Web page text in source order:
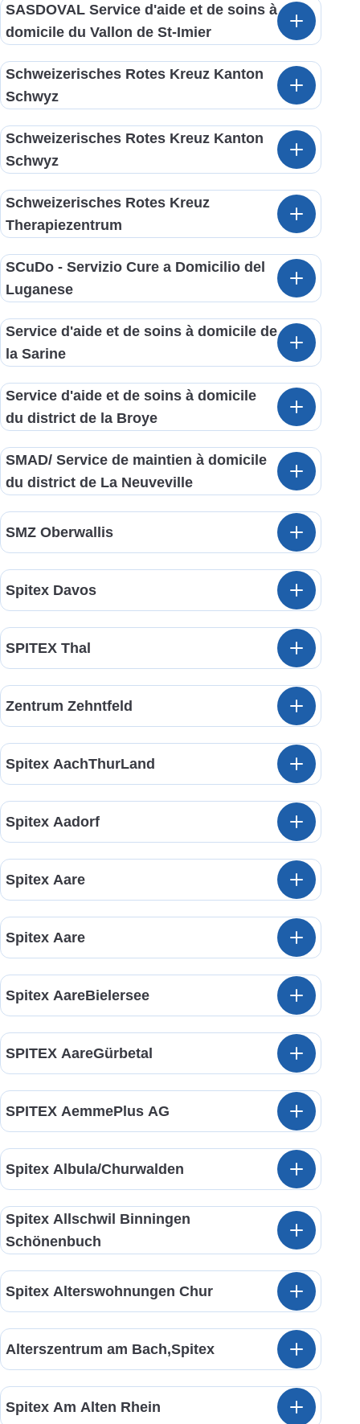
SASDOVAL Service d'aide et de soins à
domicile du Vallon de St-Imier
Schweizerisches Rotes Kreuz Kanton
Schwyz
Schweizerisches Rotes Kreuz Kanton
Schwyz
Schweizerisches Rotes Kreuz
Therapiezentrum
SCuDo - Servizio Cure a Domicilio del
Luganese
Service d'aide et de soins à domicile de
la Sarine
Service d'aide et de soins à domicile
du district de la Broye
SMAD/ Service de maintien à domicile
du district de La Neuveville
SMZ Oberwallis
Spitex Davos
SPITEX Thal
Zentrum Zehntfeld
Spitex AachThurLand
Spitex Aadorf
Spitex Aare
Spitex Aare
Spitex AareBielersee
SPITEX AareGürbetal
SPITEX AemmePlus AG
Spitex Albula/Churwalden
Spitex Allschwil Binningen
Schönenbuch
Spitex Alterswohnungen Chur
Alterszentrum am Bach,Spitex
Spitex Am Alten Rhein